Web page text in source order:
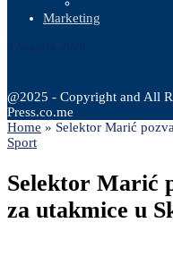
Marketing
@2025 - Copyright and All
Press.co.me
Home » Selektor Marić
Sport
Selektor Marić
za utakmice u